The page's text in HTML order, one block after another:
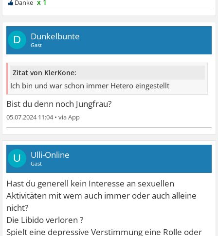
x 1
D Dunkelbunte
Gast
Zitat von KlerKone:
Ich bin und war schon immer Hetero eingestellt
Bist du denn noch Jungfrau?
05.07.2024 11:04•
U Ulli-Online
Gast
Hast du generell kein Interesse an sexuellen
Aktivitäten mit wem auch immer oder auch alleine
nicht?
Die Libido verloren ?
Spielt eine depressive Verstimmung eine Rolle oder